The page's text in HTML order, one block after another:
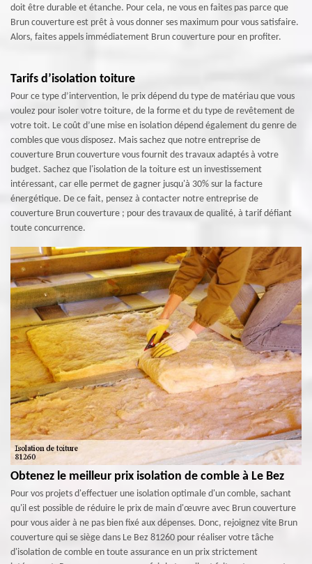
doit être durable et étanche. Pour cela, ne vous en faites pas parce que
Brun couverture est prêt à vous donner ses maximum pour vous satisfaire.
Alors, faites appels immédiatement Brun couverture pour en profiter.
Tarifs d’isolation toiture
Pour ce type d’intervention, le prix dépend du type de matériau que vous
voulez pour isoler votre toiture, de la forme et du type de revêtement de
votre toit. Le coût d’une mise en isolation dépend également du genre de
combles que vous disposez. Mais sachez que notre entreprise de
couverture Brun couverture vous fournit des travaux adaptés à votre
budget. Sachez que l'isolation de la toiture est un investissement
intéressant, car elle permet de gagner jusqu'à 30% sur la facture
énergétique. De ce fait, pensez à contacter notre entreprise de
couverture Brun couverture ; pour des travaux de qualité, à tarif défiant
toute concurrence.
Obtenez le meilleur prix isolation de comble à Le Bez
Pour vos projets d'effectuer une isolation optimale d'un comble, sachant
qu'il est possible de réduire le prix de main d'œuvre avec Brun couverture
pour vous aider à ne pas bien fixé aux dépenses. Donc, rejoignez vite Brun
couverture qui se siège dans Le Bez 81260 pour réaliser votre tâche
d'isolation de comble en toute assurance en un prix strictement